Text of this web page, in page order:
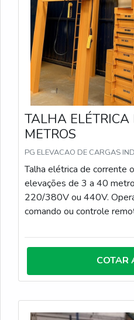
TALHA
METROS
PG ELEVACAO DE CARGAS
Talha elétrica de corrente
elevações de 3 a 40
220/380V ou 440V.
comando ou controle
monovias, pórticos
COTAR